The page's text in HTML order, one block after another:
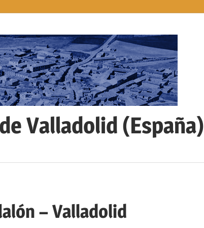
Valladolid (España)
– Valladolid